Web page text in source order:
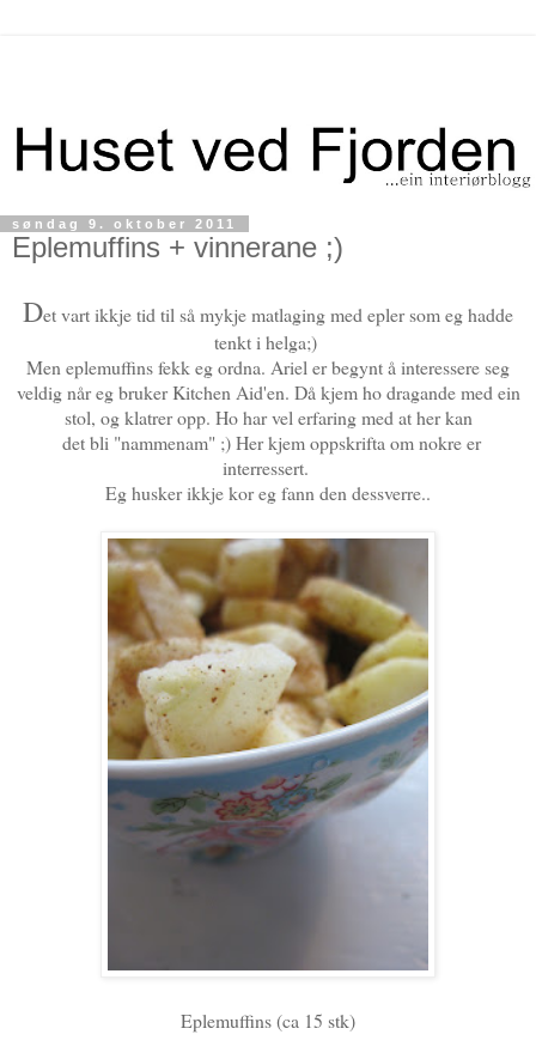
søndag 9. oktober 2011
Eplemuffins + vinnerane ;)
Det vart ikkje tid til så mykje matlaging med epler som eg hadde
tenkt i helga;)
Men eplemuffins fekk eg ordna. Ariel er begynt å interessere seg
veldig når eg bruker Kitchen Aid'en. Då kjem ho dragande med ein
stol, og klatrer opp. Ho har vel erfaring med at her kan
det bli "nammenam" ;) Her kjem oppskrifta om nokre er
interressert.
Eg husker ikkje kor eg fann den dessverre..
Eplemuffins (ca 15 stk)